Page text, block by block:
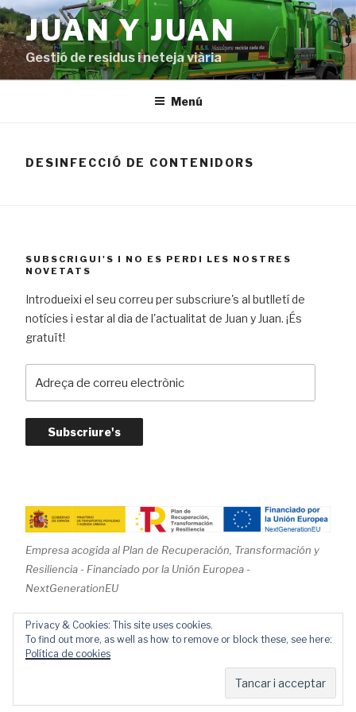
Vés
al
contingut
JUAN Y JUAN
Gestió de residus i neteja viària
Menú
DESINFECCIÓ DE CONTENIDORS
SUBSCRIGUI'S I NO ES PERDI LES NOSTRES
NOVETATS
Introdueixi el seu correu per subscriure's al butlletí de
notícies i estar al dia de l'actualitat de Juan y Juan. ¡És
gratuït!
ç
e
c
o
r
r
u
e
l
Empresa acogida al Plan de Recuperación, Transformación y
Resiliencia - Financiado por la Unión Europea -
NextGenerationEU
Privacy & Cookies: This site uses cookies.
To find out more, as well as how to remove or block these, see here:
Política de cookies